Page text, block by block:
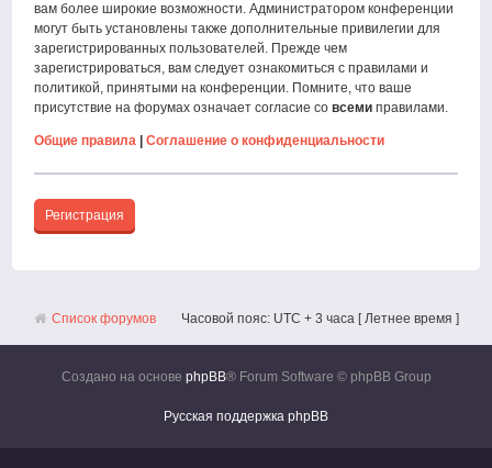
вам более широкие возможности. Администратором конференции
могут быть установлены также дополнительные привилегии для
зарегистрированных пользователей. Прежде чем
зарегистрироваться, вам следует ознакомиться с правилами и
политикой, принятыми на конференции. Помните, что ваше
присутствие на форумах означает согласие совсеми правилами.
Общие правила |Соглашение о конфиденциальности
Регистрация
Список форумов Часовой пояс: UTC + 3 часа [ Летнее время ]
Создано на основе phpBB® Forum Software © phpBB Group
Русская поддержка phpBB